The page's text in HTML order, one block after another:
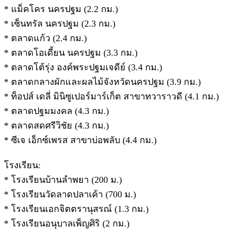
* แม็คโคร นครปฐม (2.2 กม.)
* เซ็นทรัล นครปฐม (2.3 กม.)
* ตลาดแก้ว (2.4 กม.)
* ตลาดโอเดี้ยน นครปฐม (3.3 กม.)
* ตลาดโต้รุ่ง องค์พระปฐมเจดีย์ (3.4 กม.)
* ตลาดกลางผักและผลไม้จังหวัดนครปฐม (3.9 กม.)
* ท็อปส์ เดลี่ มินิซูเปอร์มาร์เก็ต สาขาทวาราวดี (4.1 กม.)
* ตลาดปฐมมงคล (4.3 กม.)
* ตลาดสดศรีวิชัย (4.3 กม.)
* ซีเจ เอ็กซ์เพรส สาขาบ่อพลับ (4.4 กม.)
โรงเรียน:
* โรงเรียนบ้านลำพยา (200 ม.)
* โรงเรียนวัดลาดปลาเค้า (700 ม.)
* โรงเรียนเอกจิตตรานุสรณ์ (1.3 กม.)
* โรงเรียนอนุบาลเพ็ญศิริ (2 กม.)